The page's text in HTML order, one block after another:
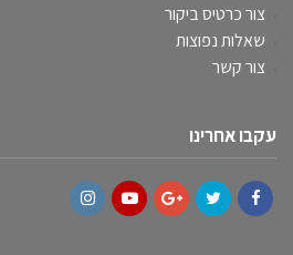
צור כרטיס ביקור
שאלות נפוצות
צור קשר
עקבו אחרינו